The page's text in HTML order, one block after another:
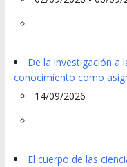
De la investigación a
conocimiento como
14/09/2026
El cuerpo de las